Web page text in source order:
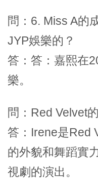
問：6. Miss A的
JYP娛樂的？
答：答：嘉熙在
樂。
問：Red Velvet
答：Irene是Red
的外貌和舞蹈實
視劇的演出。